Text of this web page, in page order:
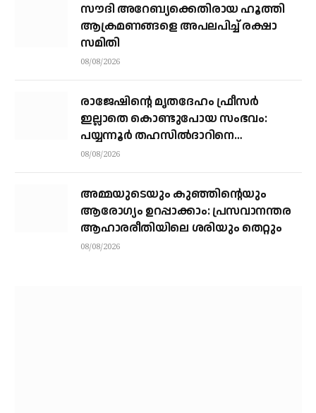
സൗദി അറേബ്യക്കെതിരായ ഹൂത്തി
ആക്രമണങ്ങളെ അപലപിച്ച് രക്ഷാ
സമിതി
08/08/2026
രാജേഷിന്റെ മൃതദേഹം ഫ്രീസർ
ഇല്ലാതെ കൊണ്ടുപോയ സംഭവം:
പയ്യന്നൂർ തഹസിൽദാറിനെ
സസ്പെൻഡ് ചെയ്യാൻ നിർദ്ദേശം
08/08/2026
അമ്മയുടെയും കുഞ്ഞിന്റെയും
ആരോഗ്യം ഉറപ്പാക്കാം: പ്രസവാനന്തര
ആഹാരരീതിയിലെ ശരിയും തെറ്റും
08/08/2026